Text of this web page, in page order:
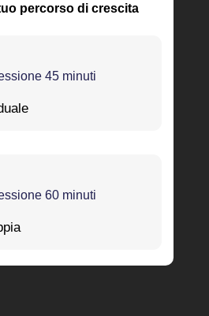
percorso di crescita
45 minuti
60 minuti